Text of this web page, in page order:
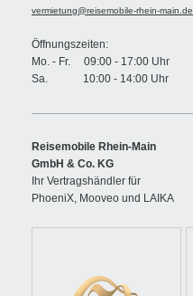
vermietung@reisemobile-rhein-main.de
Öffnungszeiten:
Mo. - Fr. 09:00 - 17:00 Uhr
Sa. 10:00 - 14:00 Uhr
Reisemobile Rhein-Main
GmbH & Co. KG
Ihr Vertragshändler für
PhoeniX, Mooveo und LAIKA